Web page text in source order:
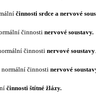
činnosti srdce a nervové
činnosti nervové soustavy.
činnosti nervové soustavy
činnosti nervové
činnosti štítné žlázy.